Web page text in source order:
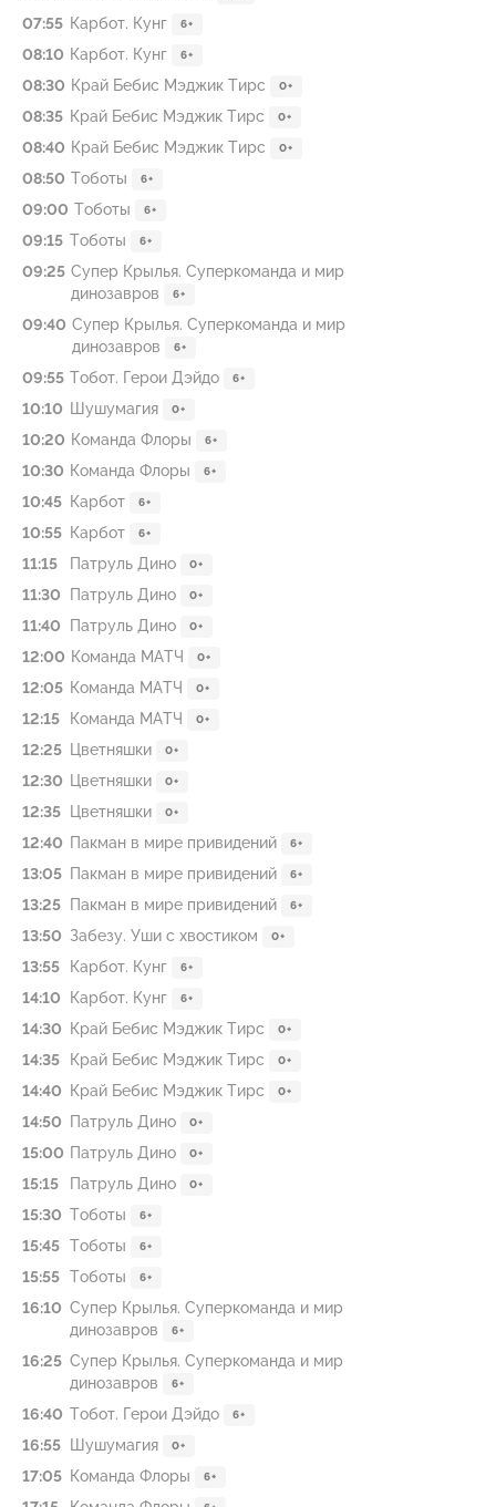
07:55 Карбот. Кунг 6+
08:10 Карбот. Кунг 6+
08:30 Край Бебис Мэджик Тирс 0+
08:35 Край Бебис Мэджик Тирс 0+
08:40 Край Бебис Мэджик Тирс 0+
08:50 Тоботы 6+
09:00 Тоботы 6+
09:15 Тоботы 6+
09:25 Супер Крылья. Суперкоманда и мир
динозавров
6+
09:40 Супер Крылья. Суперкоманда и мир
динозавров
6+
09:55 Тобот. Герои Дэйдо 6+
10:10 Шушумагия 0+
10:20 Команда Флоры 6+
10:30 Команда Флоры 6+
10:45 Карбот 6+
10:55 Карбот 6+
11:15 Патруль Дино 0+
11:30 Патруль Дино 0+
11:40 Патруль Дино 0+
12:00 Команда МАТЧ 0+
12:05 Команда МАТЧ 0+
12:15 Команда МАТЧ 0+
12:25 Цветняшки 0+
12:30 Цветняшки 0+
12:35 Цветняшки 0+
12:40 Пакман в мире привидений 6+
13:05 Пакман в мире привидений 6+
13:25 Пакман в мире привидений 6+
13:50 Забезу. Уши с хвостиком 0+
13:55 Карбот. Кунг 6+
14:10 Карбот. Кунг 6+
14:30 Край Бебис Мэджик Тирс 0+
14:35 Край Бебис Мэджик Тирс 0+
14:40 Край Бебис Мэджик Тирс 0+
14:50 Патруль Дино 0+
15:00 Патруль Дино 0+
15:15 Патруль Дино 0+
15:30 Тоботы 6+
15:45 Тоботы 6+
15:55 Тоботы 6+
16:10 Супер Крылья. Суперкоманда и мир
динозавров
6+
16:25 Супер Крылья. Суперкоманда и мир
динозавров
6+
16:40 Тобот. Герои Дэйдо 6+
16:55 Шушумагия 0+
17:05 Команда Флоры 6+